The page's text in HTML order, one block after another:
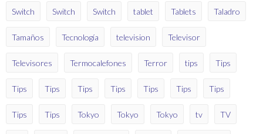
Switch Switch Switch tablet Tablets Taladro
Tamaños Tecnología television Televisor
Televisores Termocalefones Terror tips Tips
Tips Tips Tips Tips Tips Tips Tips
Tips Tips Tokyo Tokyo Tokyo tv TV